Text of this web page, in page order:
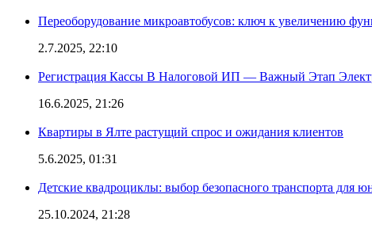
Переоборудование микроавтобусов: ключ к увеличению
2.7.2025, 22:10
Регистрация Кассы В Налоговой ИП — Важный Этап
16.6.2025, 21:26
Квартиры в Ялте растущий спрос и ожидания клиентов
5.6.2025, 01:31
Детские квадроциклы: выбор безопасного транспорта для
25.10.2024, 21:28